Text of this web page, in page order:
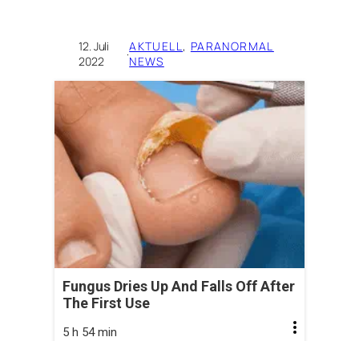
12. Juli
2022
·AKTUELL, PARANORMAL
NEWS
Fungus Dries Up And Falls Off After
The First Use
5 h 54 min